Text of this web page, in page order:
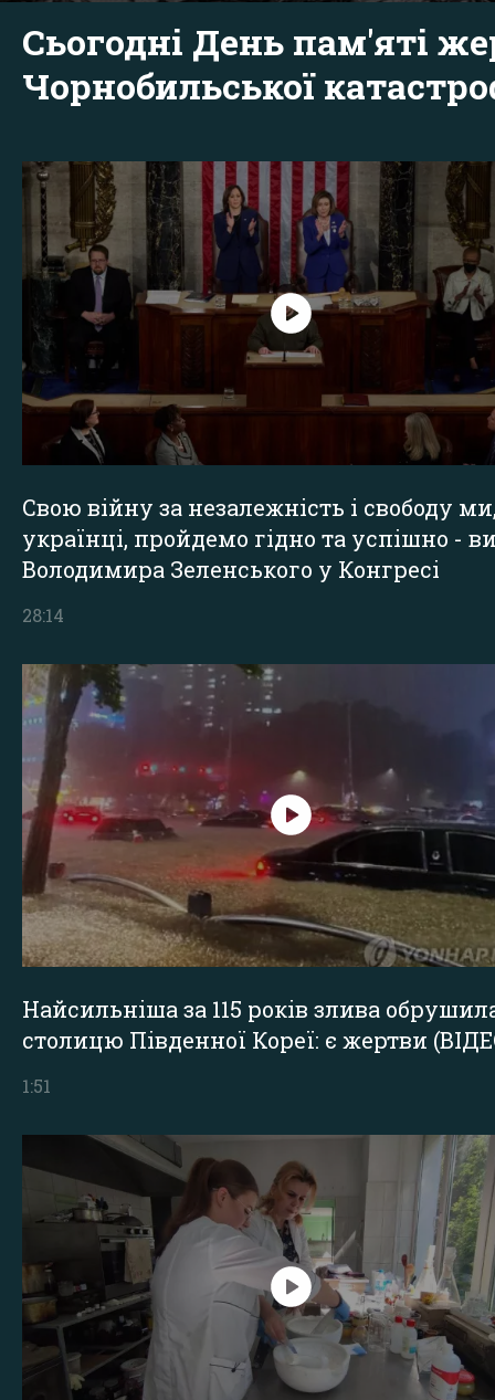
Сьогодні День пам'яті
Чорнобильської
Свою війну за незалежність і свободу
українці, пройдемо гідно та успішно -
Володимира Зеленського у Конгресі
28:14
Найсильніша за 115 років злива
столицю Південної Кореї: є жертви
1:51